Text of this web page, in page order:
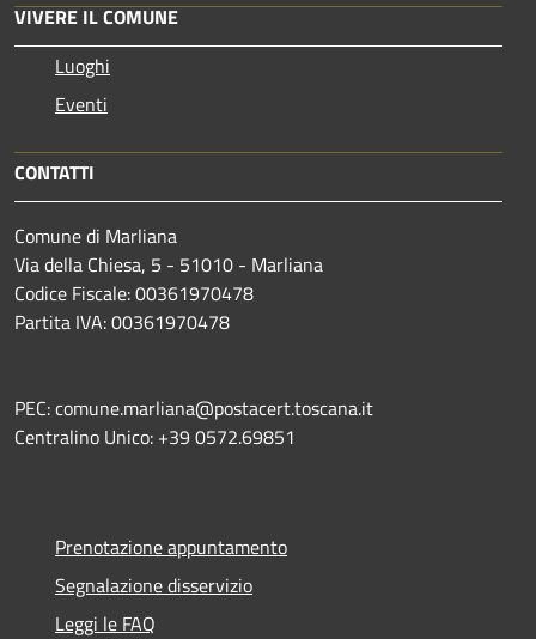
VIVERE IL COMUNE
Luoghi
Eventi
CONTATTI
Comune di Marliana
Via della Chiesa, 5 - 51010 - Marliana
Codice Fiscale: 00361970478
Partita IVA: 00361970478
PEC: comune.marliana@postacert.toscana.it
Centralino Unico: +39 0572.69851
Prenotazione appuntamento
Segnalazione disservizio
Leggi le FAQ